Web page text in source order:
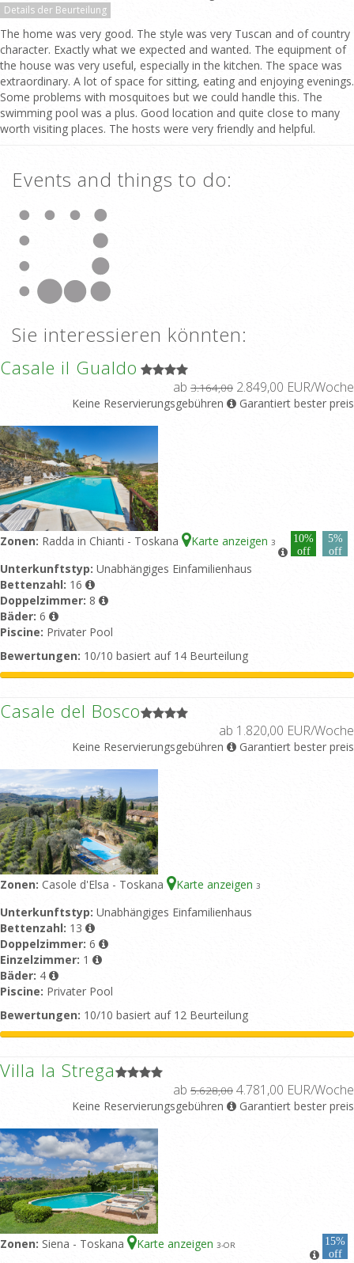
Details der Beurteilung
The home was very good. The style was very Tuscan and of country
character. Exactly what we expected and wanted. The equipment of
the house was very useful, especially in the kitchen. The space was
extraordinary. A lot of space for sitting, eating and enjoying evenings.
Some problems with mosquitoes but we could handle this. The
swimming pool was a plus. Good location and quite close to many
worth visiting places. The hosts were very friendly and helpful.
Events and things to do:
Sie interessieren könnten:
Casale il Gualdo
ab 3.164,00 2.849,00 EUR/Woche
Keine Reservierungsgebühren Garantiert bester preis
Zonen: Radda in Chianti - Toskana Karte anzeigen 3
10%
off
5%
off
Unterkunftstyp: Unabhängiges Einfamilienhaus
Bettenzahl: 16
Doppelzimmer: 8
Bäder: 6
Piscine: Privater Pool
Bewertungen: 10/10 basiert auf 14 Beurteilung
Casale del Bosco
ab 1.820,00 EUR/Woche
Keine Reservierungsgebühren Garantiert bester preis
Zonen: Casole d'Elsa - Toskana Karte anzeigen 3
Unterkunftstyp: Unabhängiges Einfamilienhaus
Bettenzahl: 13
Doppelzimmer: 6
Einzelzimmer: 1
Bäder: 4
Piscine: Privater Pool
Bewertungen: 10/10 basiert auf 12 Beurteilung
Villa la Strega
ab 5.628,00 4.781,00 EUR/Woche
Keine Reservierungsgebühren Garantiert bester preis
Zonen: Siena - Toskana Karte anzeigen 3-OR
15%
off